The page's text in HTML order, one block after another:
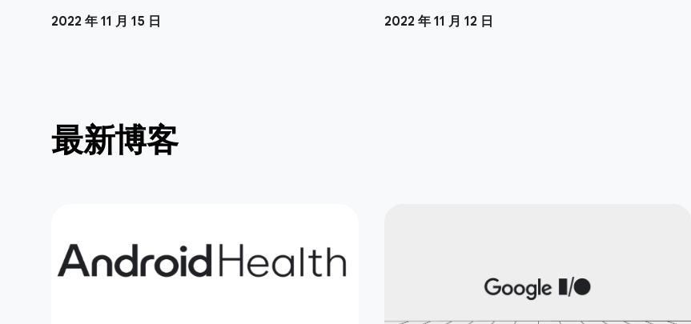
2022 年 11 月 15 日 2022 年 11 月 12 日
最新博客